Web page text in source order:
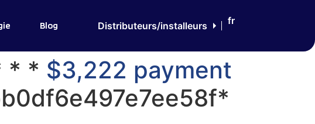
Blog Distributeurs/installeurs fr
* * $3,222 payment